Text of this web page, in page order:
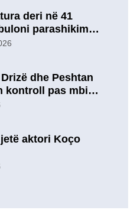
re?
deri në 41
parashikimin
sot
dhe Peshtan
kontroll pas mbi 9
u
aktori Koço